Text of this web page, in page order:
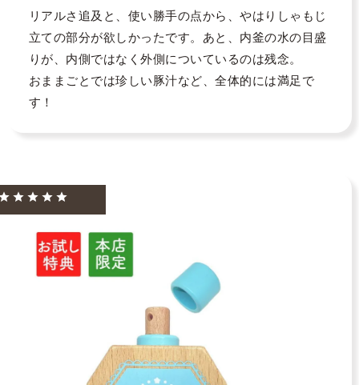
リアルさ追及と、使い勝手の点から、やはりしゃもじ
立ての部分が欲しかったです。あと、内釜の水の目盛
りが、内側ではなく外側についているのは残念。
おままごとでは珍しい豚汁など、全体的には満足で
す！